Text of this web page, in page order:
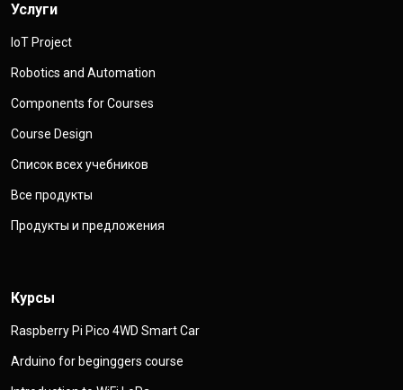
Услуги
IoT Project
Robotics and Automation
Components for Courses
Course Design
Список всех учебников
Все продукты
Продукты и предложения
Курсы
Raspberry Pi Pico 4WD Smart Car
Arduino for beginggers course